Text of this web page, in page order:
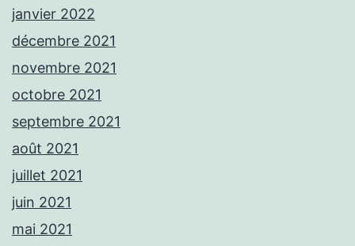
janvier 2022
décembre 2021
novembre 2021
octobre 2021
septembre 2021
août 2021
juillet 2021
juin 2021
mai 2021